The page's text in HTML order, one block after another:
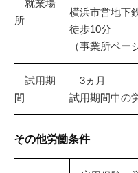
就業場
所
横浜市営地
徒歩10分
（事業所ペー
試用期
間
3ヵ月
試用期間中の
その他労働条件